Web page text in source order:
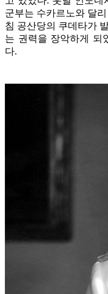
군부는 수카르노와 달
침 공산당의 쿠데타가
는 권력을 장악하게 되
다.